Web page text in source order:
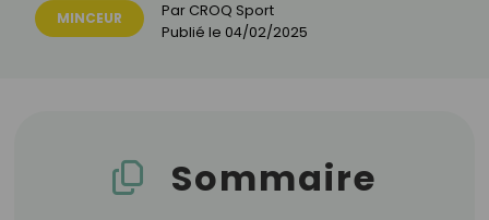
MINCEUR Par CROQ Sport
Publié le 04/02/2025
Sommaire